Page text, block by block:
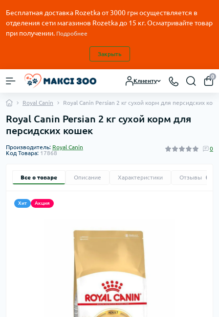
Бесплатная доставка Rozetka от3000 грн осуществляется в
отделения сети магазинов Rozetka до 15 кг. Осматривайте товар
при получении. Подробнее
Закрыть
Клиенту
0
Royal Canin Royal Canin Persian 2 кг сухой корм для персидских
Royal Canin Persian 2 кг сухой корм для
персидских кошек
Производитель: Royal Canin
Код Товара: 17868
0
Все о товаре Описание Характеристики Отзывы
Хит Акция